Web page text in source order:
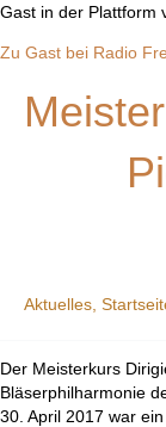
Gast in der Plattform
Zu Gast bei Radio
Aktuelles
Der Meisterkurs
Bläserphilharmonie
30. April 2017 war